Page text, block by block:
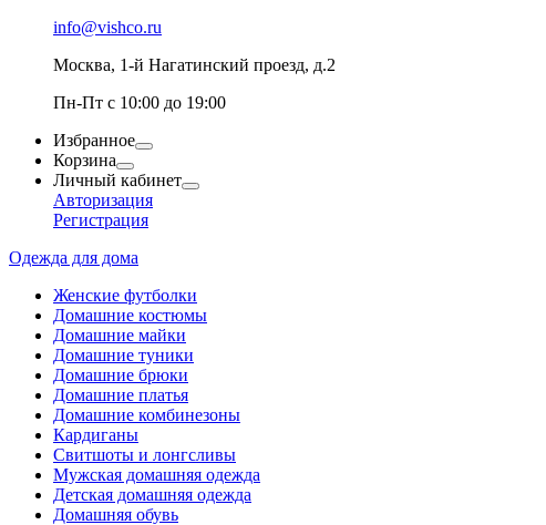
info@vishco.ru
Москва, 1-й Нагатинский проезд, д.2
Пн-Пт с 10:00 до 19:00
Избранное
Корзина
Личный кабинет
Авторизация
Регистрация
Одежда для дома
Женские футболки
Домашние костюмы
Домашние майки
Домашние туники
Домашние брюки
Домашние платья
Домашние комбинезоны
Кардиганы
Свитшоты и лонгсливы
Мужская домашняя одежда
Детская домашняя одежда
Домашняя обувь